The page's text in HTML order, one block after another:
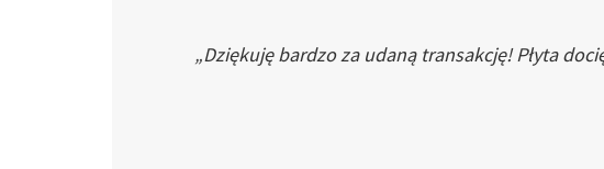
„Dziękuję bardzo za udaną transakcję! Płyta